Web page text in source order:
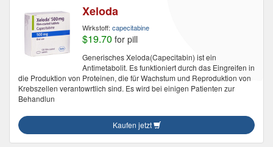
Xeloda
Wirkstoff: capecitabine
$19.70 for pill
Generisches Xeloda(Capecitabin) ist ein
Antimetabolit. Es funktioniert durch das Eingreifen in
die Produktion von Proteinen, die für Wachstum und Reproduktion von
Krebszellen verantowrtlich sind. Es wird bei einigen Patienten zur
Behandlun
Kaufen jetzt